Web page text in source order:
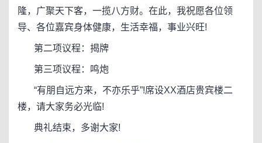
隆，广聚天下客，一揽八方财。在此，我祝愿各位领
导、各位嘉宾身体健康，生活幸福，事业兴旺!
第二项议程：揭牌
第三项议程：鸣炮
“有朋自远方来，不亦乐乎”!席设XX酒店贵宾楼二
楼，请大家务必光临!
典礼结束，多谢大家!